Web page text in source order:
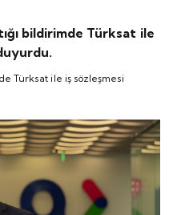
bildirimde Türksat ile
Türksat ile iş sözleşmesi